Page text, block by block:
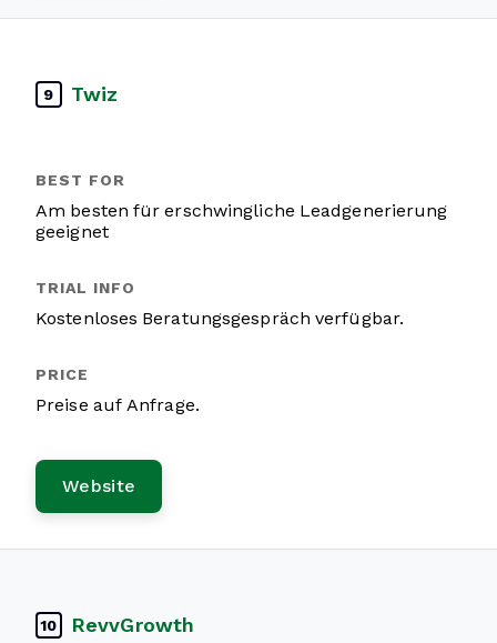
9 Twiz
Am besten für erschwingliche Leadgenerierung
geeignet
Kostenloses Beratungsgespräch verfügbar.
Preise auf Anfrage.
Website
10 RevvGrowth